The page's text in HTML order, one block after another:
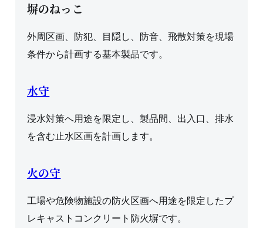
塀のねっこ
外周区画、防犯、目隠し、防音、飛散対策を現場
条件から計画する基本製品です。
水守
浸水対策へ用途を限定し、製品間、出入口、排水
を含む止水区画を計画します。
火の守
工場や危険物施設の防火区画へ用途を限定したプ
レキャストコンクリート防火塀です。